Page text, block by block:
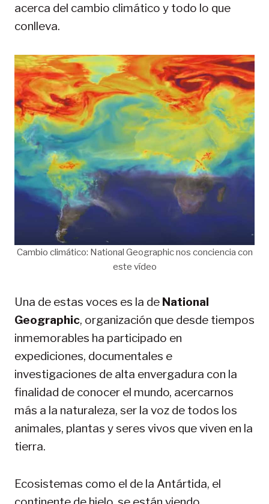
acerca del cambio climático y todo lo que
conlleva.
Cambio climático: National Geographic nos conciencia con
este vídeo
Una de estas voces es la de National
Geographic, organización que desde tiempos
inmemorables ha participado en
expediciones, documentales e
investigaciones de alta envergadura con la
finalidad de conocer el mundo, acercarnos
más a la naturaleza, ser la voz de todos los
animales, plantas y seres vivos que viven en la
tierra.
Ecosistemas como el de la Antártida, el